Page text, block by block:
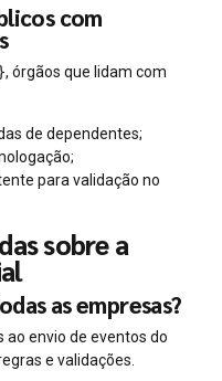
com
, órgãos que lidam com
de dependentes;
para validação no
sobre a
as empresas?
ao envio de eventos do
e validações.